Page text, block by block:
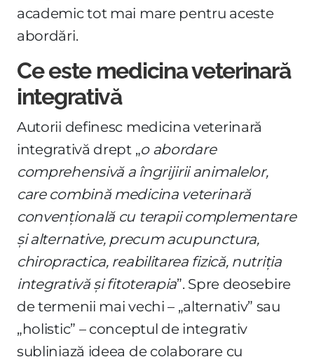
academic tot mai mare pentru aceste
abordări.
Ce este medicina veterinară
integrativă
Autorii definesc medicina veterinară
integrativă drept „o abordare
comprehensivă a îngrijirii animalelor,
care combină medicina veterinară
convențională cu terapii complementare
și alternative, precum acupunctura,
chiropractica, reabilitarea fizică, nutriția
integrativă și fitoterapia”. Spre deosebire
de termenii mai vechi – „alternativ” sau
„holistic” – conceptul de integrativ
subliniază ideea de colaborare cu